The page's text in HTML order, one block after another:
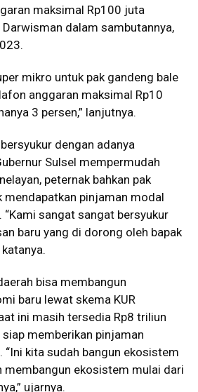
maksimal Rp100 juta
Darwisman dalam sambutannya,
mikro untuk pak gandeng bale
anggaran maksimal Rp10
3 persen,” lanjutnya.
dengan adanya
Sulsel mempermudah
peternak bahkan pak
mendapatkan pinjaman modal
“Kami sangat sangat bersyukur
baru yang di dorong oleh bapak
katanya.
bisa membangun
baru lewat skema KUR
ini masih tersedia Rp8 triliun
memberikan pinjaman
“Ini kita sudah bangun ekosistem
membangun ekosistem mulai dari
ujarnya.